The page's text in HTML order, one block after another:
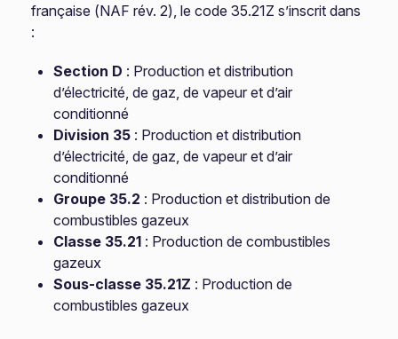
française (NAF rév. 2), le code 35.21Z s’inscrit dans
:
Section D : Production et distribution
d’électricité, de gaz, de vapeur et d’air
conditionné
Division 35 : Production et distribution
d’électricité, de gaz, de vapeur et d’air
conditionné
Groupe 35.2 : Production et distribution de
combustibles gazeux
Classe 35.21 : Production de combustibles
gazeux
Sous-classe 35.21Z : Production de
combustibles gazeux